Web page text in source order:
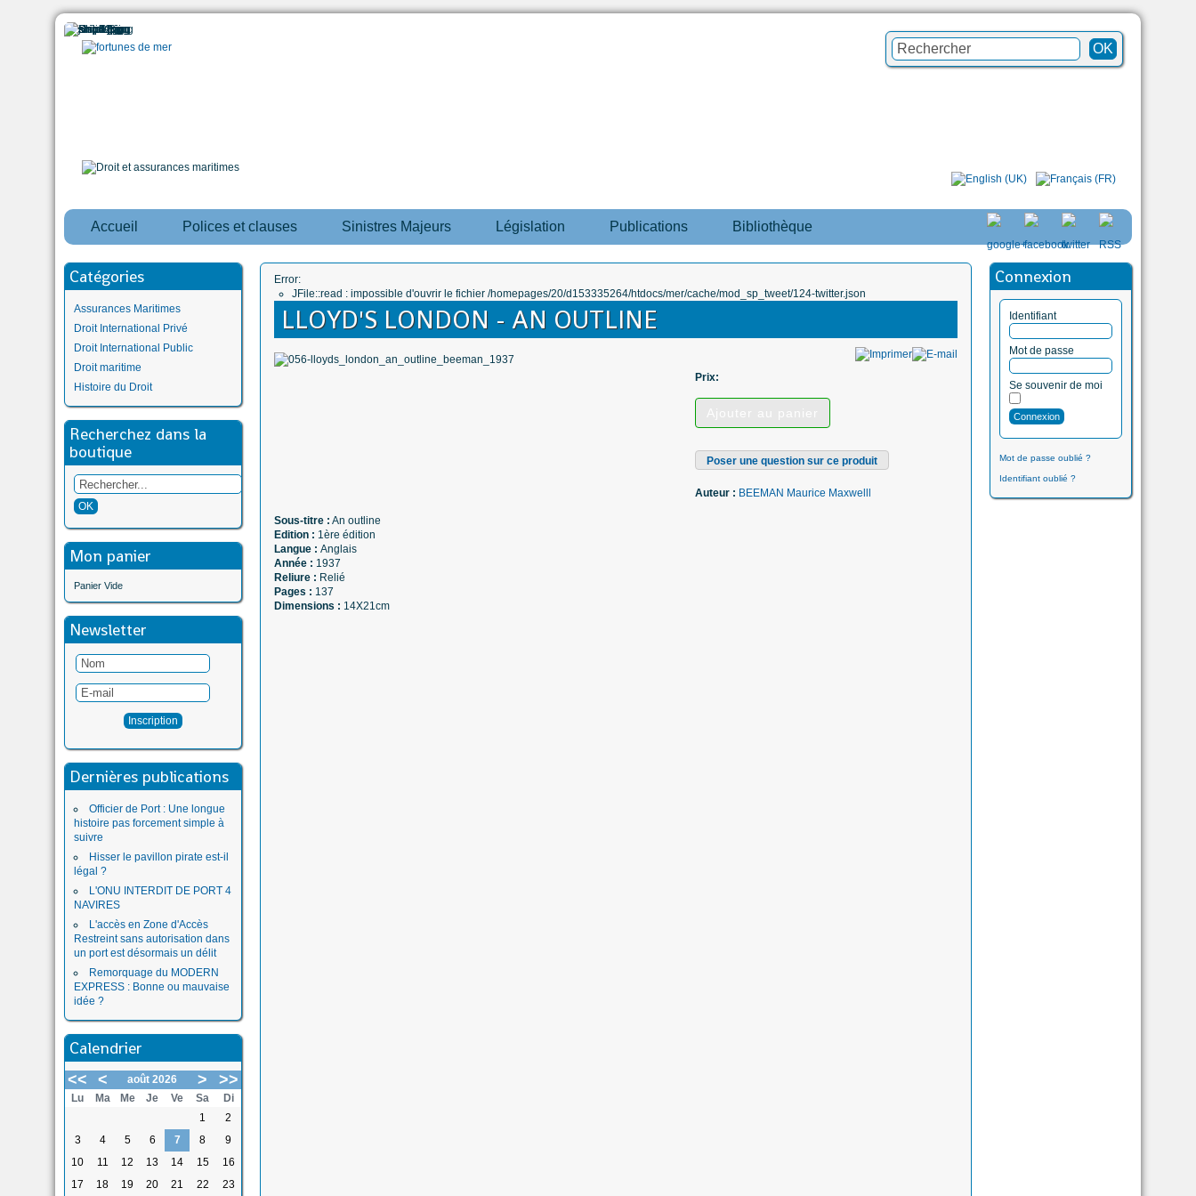
Accueil Polices et clauses Sinistres Majeurs Législation Publications Bibliothèque
Catégories
Assurances Maritimes
Droit International Privé
Droit International Public
Droit maritime
Histoire du Droit
Recherchez dans la
boutique
Mon panier
Panier Vide
Newsletter
Dernières publications
Officier de Port : Une longue
histoire pas forcement simple à
suivre
Hisser le pavillon pirate est-il
légal ?
L'ONU INTERDIT DE PORT 4
NAVIRES
L'accès en Zone d'Accès
Restreint sans autorisation dans
un port est désormais un délit
Remorquage du MODERN
EXPRESS : Bonne ou mauvaise
idée ?
Calendrier
<< < août 2026 > >>
Lu Ma Me Je Ve Sa
Di
1
2
3
4 5 6 7 8
9
10
11 12 13 14 15
16
17
18 19 20 21 22 23
Connexion
Identifiant
Mot de passe
Se souvenir de moi
Mot de passe oublié ?
Identifiant oublié ?
Error:
JFile::read : impossible d'ouvrir le fichier /homepages/20/d153335264/htdocs/mer/cache/mod_sp_tweet/124-twitter.json
LLOYD'S LONDON - AN OUTLINE
Prix:
Poser une question sur ce produit
Auteur : BEEMAN Maurice Maxwelll
Sous-titre : An outline
Edition : 1ère édition
Langue : Anglais
Année : 1937
Reliure : Relié
Pages : 137
Dimensions : 14X21cm